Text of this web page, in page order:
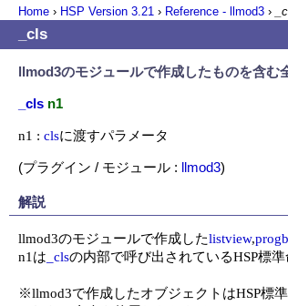
Home › HSP Version 3.21 › Reference - llmod3 ›
_cls
llmod3のモジュールで作成したものを含む
_cls n1
n1 : clsに渡すパラメータ
(プラグイン / モジュール : llmod3)
解説
llmod3のモジュールで作成したlistview,
n1は _clsの内部で呼び出されているHSP標
※llmod3で作成したオブジェクトはHSP標